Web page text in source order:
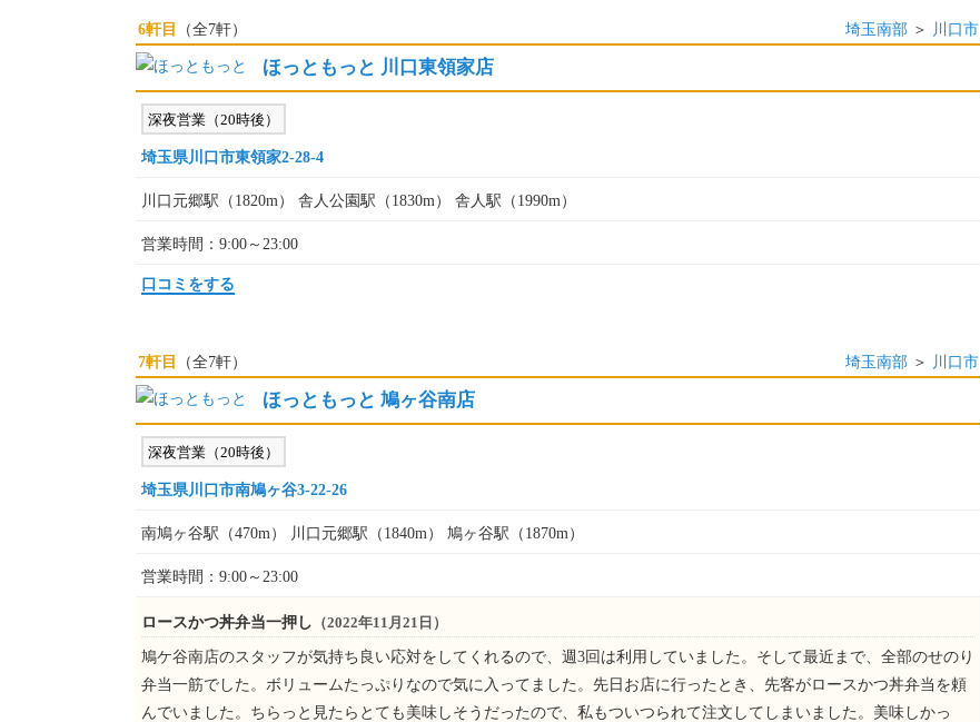
6軒目 （全7軒） 埼玉南部 ＞ 川口市
ほっともっと 川口東領家店
深夜営業（20時後）
埼玉県川口市東領家2-28-4
川口元郷駅（1820m） 舎人公園駅（1830m） 舎人駅（1990m）
営業時間：9:00～23:00
口コミをする
7軒目 （全7軒） 埼玉南部 ＞ 川口市
ほっともっと 鳩ヶ谷南店
深夜営業（20時後）
埼玉県川口市南鳩ヶ谷3-22-26
南鳩ヶ谷駅（470m） 川口元郷駅（1840m） 鳩ヶ谷駅（1870m）
営業時間：9:00～23:00
ロースかつ丼弁当一押し （2022年11月21日）
鳩ケ谷南店のスタッフが気持ち良い応対をしてくれるので、週3回は利用していました。そして最近まで、全部のせのり
弁当一筋でした。ボリュームたっぷりなので気に入ってました。先日お店に行ったとき、先客がロースかつ丼弁当を頼
んでいました。ちらっと見たらとても美味しそうだったので、私もついつられて注文してしまいました。美味しかっ